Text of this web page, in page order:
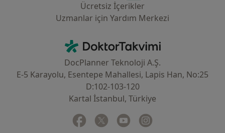
Ücretsiz İçerikler
Uzmanlar için Yardım Merkezi
DoktorTakvimi - Ana Sayfa
DocPlanner Teknoloji A.Ş.
E-5 Karayolu, Esentepe Mahallesi, Lapis Han, No:25
D:102-103-120
Kartal İstanbul, Türkiye
Facebook
yeni bir sekmede açılır
Twitter
yeni bir sekmede açılır
Youtube
yeni bir sekmede açılır